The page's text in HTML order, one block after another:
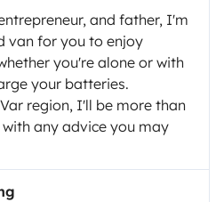
and father, I'm
van for you to enjoy
you're alone or with
your batteries.
region, I'll be more than
any advice you may